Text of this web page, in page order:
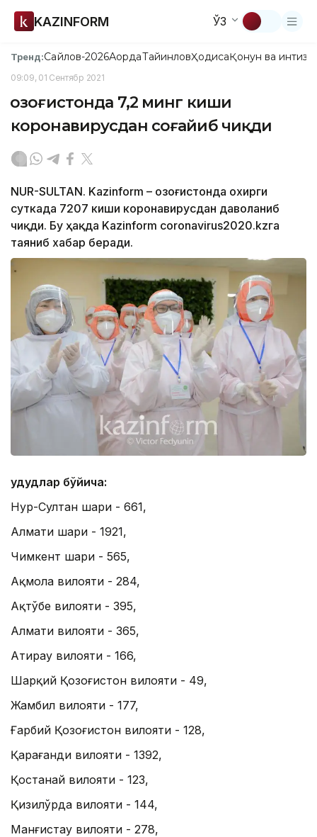
KAZINFORM ЎЗ
Тренд:Сайлов-2026АқордаТайинловҲодисаҚонун ва
09:09, 01 Сентябр 2021
Қозоғистонда 7,2 минг киши
коронавирусдан соғайиб чиқди
NUR-SULTAN. Kazinform – Қозоғистонда охирги
суткада 7207 киши коронавирусдан даволаниб
чиқди. Бу ҳақда Kazinform coronavirus2020.kzга
таяниб хабар беради.
Ҳудудлар бўйича:
Нур-Султан шаҳри - 661,
Алмати шаҳри - 1921,
Чимкент шаҳри - 565,
Ақмола вилояти - 284,
Ақтўбе вилояти - 395,
Алмати вилояти - 365,
Атирау вилояти - 166,
Шарқий Қозоғистон вилояти - 49,
Жамбил вилояти - 177,
Ғарбий Қозоғистон вилояти - 128,
Қарағанди вилояти - 1392,
Қостанай вилояти - 123,
Қизилўрда вилояти - 144,
Манғистау вилояти - 278,